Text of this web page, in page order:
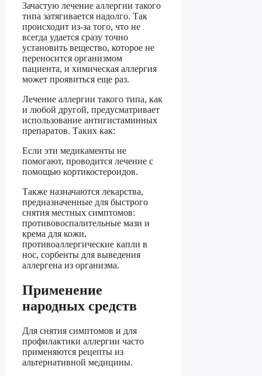
Зачастую лечение аллергии такого
типа затягивается надолго. Так
происходит из-за того, что не
всегда удается сразу точно
установить вещество, которое не
переносится организмом
пациента, и химическая аллергия
может проявиться еще раз.
Лечение аллергии такого типа, как
и любой другой, предусматривает
использование антигистаминных
препаратов. Таких как:
Если эти медикаменты не
помогают, проводится лечение с
помощью кортикостероидов.
Также назначаются лекарства,
предназначенные для быстрого
снятия местных симптомов:
противовоспалительные мази и
крема для кожи,
противоаллергические капли в
нос, сорбенты для выведения
аллергена из организма.
Применение
народных средств
Для снятия симптомов и для
профилактики аллергии часто
применяются рецепты из
альтернативной медицины.